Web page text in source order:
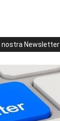
nostra Newsletter